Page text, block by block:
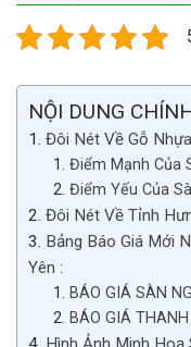
NỘI DUNG
Đôi Nét Về Gỗ
Điểm Mạnh Của
Điểm Yếu Của
Đôi Nét Về Tỉnh
Bảng Báo Giá Mới
Yên :
BÁO GIÁ SÀN
BÁO GIÁ